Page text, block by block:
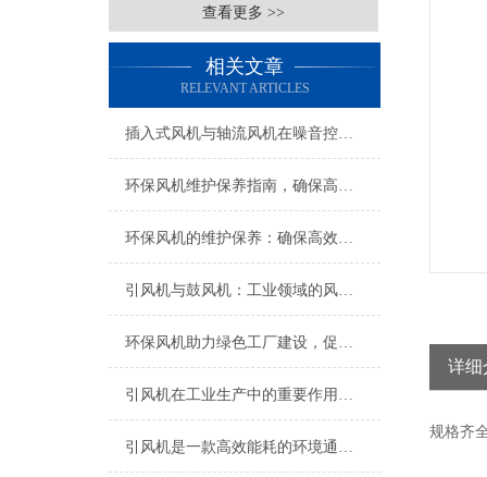
查看更多 >>
相关文章
RELEVANT ARTICLES
插入式风机与轴流风机在噪音控制上有何差异？
环保风机维护保养指南，确保高效稳定运行
环保风机的维护保养：确保高效运行的关键
引风机与鼓风机：工业领域的风动双子星
环保风机助力绿色工厂建设，促进节能减排
引风机在工业生产中的重要作用及发展趋势
引风机是一款高效能耗的环境通风设备
详细
规格齐